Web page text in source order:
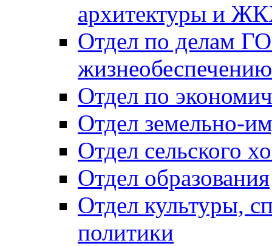
архитектуры и
Отдел по делам
Отдел по
Отдел земельно-
Отдел сельского
Отдел образования
Отдел культуры,
политики